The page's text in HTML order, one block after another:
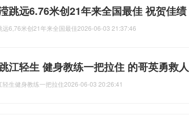
跳远6.76米创21年来全国最佳 祝贺佳绩
远6,76米创21年来全国最佳2026-06-03 21:37:46
江轻生 健身教练一把拉住 的哥英勇救人
轻生健身教练一把拉住2026-06-03 20:26:41